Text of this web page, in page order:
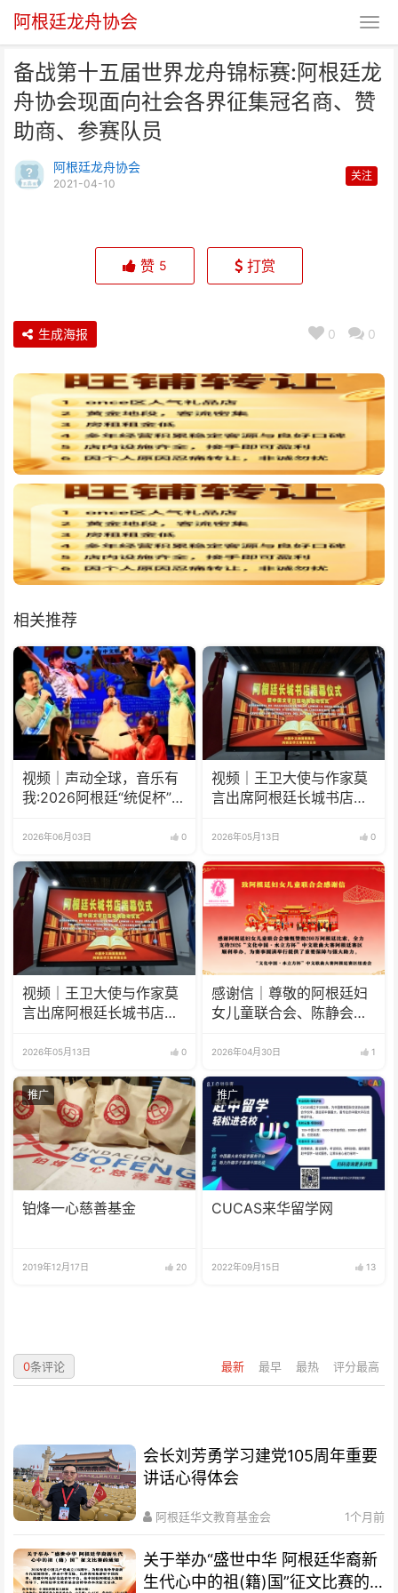
阿根廷龙舟协会
备战第十五届世界龙舟锦标赛:阿根廷龙
舟协会现面向社会各界征集冠名商、赞
助商、参赛队员
阿根廷龙舟协会
2021-04-10
关注
赞 5 打赏
0 0
生成海报
相关推荐
视频｜声动全球，音乐有
我:2026阿根廷“统促杯”水
圆满落幕
2026年06月03日 0
视频｜王卫大使与作家莫
言出席阿根廷长城书店揭
2026年05月13日 0
视频｜王卫大使与作家莫
言出席阿根廷长城书店揭
2026年05月13日 0
感谢信｜尊敬的阿根廷妇
女儿童联合会、陈静会
2026年04月30日 1
推广
铂烽一心慈善基金
2019年12月17日 20
推广
CUCAS来华留学网
2022年09月15日 13
最新 最早 最热 评分最高
0条评论
会长刘芳勇学习建党105周年重要
讲话心得体会
阿根廷华文教育基金会 1个月前
关于举办“盛世中华 阿根廷华裔新
生代心中的祖(籍)国”征文比赛的